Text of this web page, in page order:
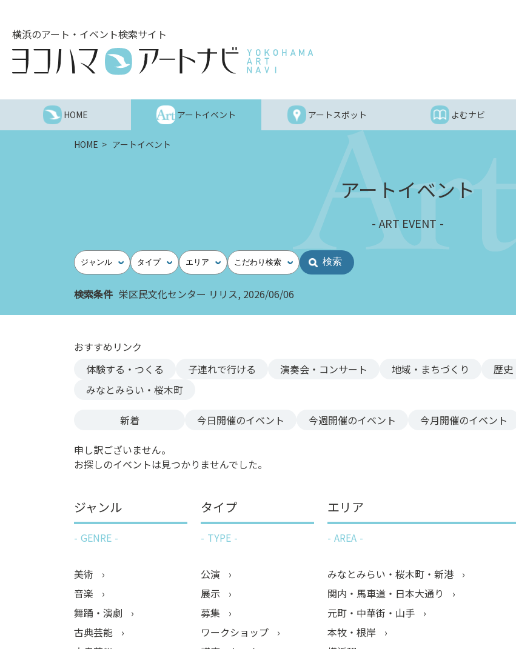
へ
横浜のアート・イベント検索サイト
HOME アートイベント アートスポット よむナビ
HOME アートイベント
アートイベント
ART EVENT
ジャンル タイプ エリア こだわり検索
検索条件 栄区民文化センター リリス 2026/06/06
おすすめリンク
体験する・つくる
子連れで行ける 演奏会・コンサート 地域・まちづくり 歴史
みなとみらい・桜木町
新着 今日開催のイベント 今週開催のイベント 今月開催のイベント
申し訳ございません。
お探しのイベントは見つかりませんでした。
ジャンル
GENRE
美術
音楽
舞踊・演劇
古典芸能
タイプ
TYPE
公演
展示
募集
ワークショップ
エリア
AREA
みなとみらい・桜木町・新港
関内・馬車道・日本大通り
元町・中華街・山手
本牧・根岸